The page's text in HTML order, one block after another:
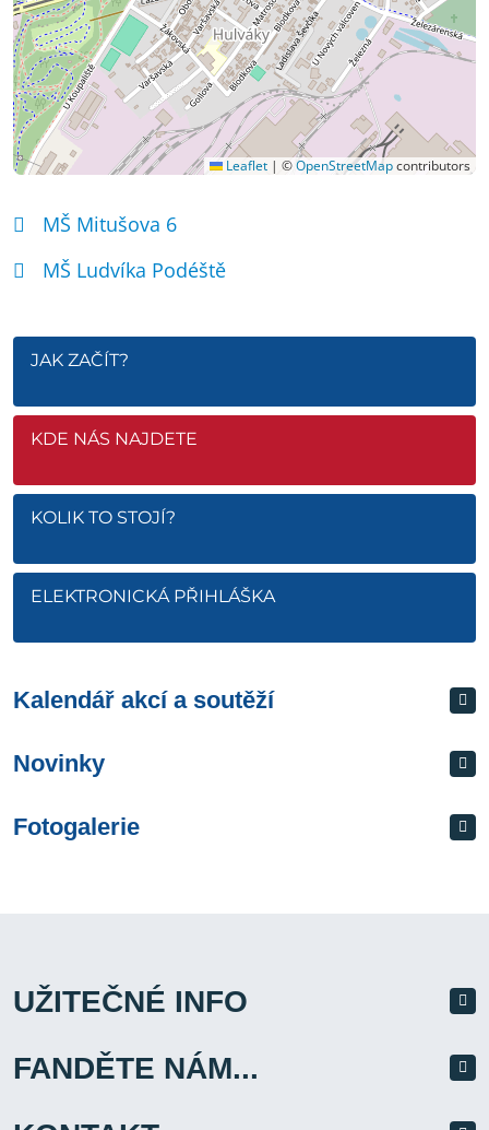
Leaflet | ©OpenStreetMapcontributors
MŠ Mitušova 6
MŠ Ludvíka Podéště
JAK ZAČÍT?
KDE NÁS NAJDETE
KOLIK TO STOJÍ?
ELEKTRONICKÁ PŘIHLÁŠKA
Kalendář akcí a soutěží
Novinky
Fotogalerie
UŽITEČNÉ INFO
FANDĚTE NÁM...